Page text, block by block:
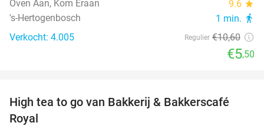
Oven Aan, Kom Eraan
9.6 star
's-Hertogenbosch 1 min. directions_walk
Verkocht: 4.005 Regulier €10,60
€5,50
40%
High tea to go van Bakkerij & Bakkerscafé
Royal